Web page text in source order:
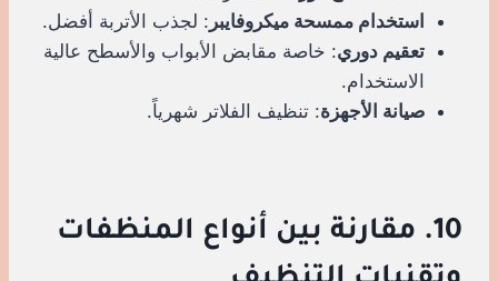
استخدام ممسحة ميكروفايبر : لجذب الأتربة أفضل.
تعقيم دوري: خاصة مقابض الأبواب والأسطح عالية
الاستخدام.
صيانة الأجهزة: تنظيف الفلاتر شهرياً.
10. مقارنة بين أنواع المنظفات